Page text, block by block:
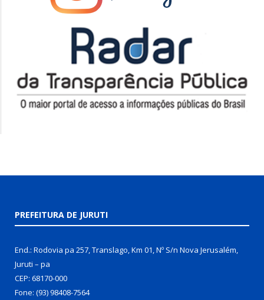
PREFEITURA DE JURUTI
End.: Rodovia pa 257, Translago, Km 01, Nº S/n Nova Jerusalém,
Juruti – pa
CEP: 68170-000
Fone: (93) 98408-7564